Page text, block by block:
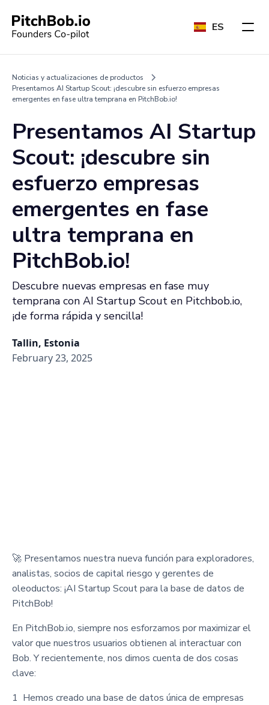
ES
Noticias y actualizaciones de productos
Presentamos AI Startup Scout: ¡descubre sin esfuerzo empresas
emergentes en fase ultra temprana en PitchBob.io!
Presentamos AI Startup
Scout: ¡descubre sin
esfuerzo empresas
emergentes en fase
ultra temprana en
PitchBob.io!
Descubre nuevas empresas en fase muy
temprana con AI Startup Scout en Pitchbob.io,
¡de forma rápida y sencilla!
Tallin, Estonia
February 23, 2025
🚀 Presentamos nuestra nueva función para exploradores,
analistas, socios de capital riesgo y gerentes de
oleoductos: ¡AI Startup Scout para la base de datos de
PitchBob!
En PitchBob.io, siempre nos esforzamos por maximizar el
valor que nuestros usuarios obtienen al interactuar con
Bob. Y recientemente, nos dimos cuenta de dos cosas
clave:
1 ️ Hemos creado una base de datos única de empresas